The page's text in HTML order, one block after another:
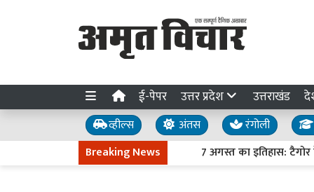
ई-पेपर उत्तर प्रदेश उत्तराखंड
व्हील्स अंतस रंगोली
Breaking News
7 अगस्त का इतिहास: टैगोर के